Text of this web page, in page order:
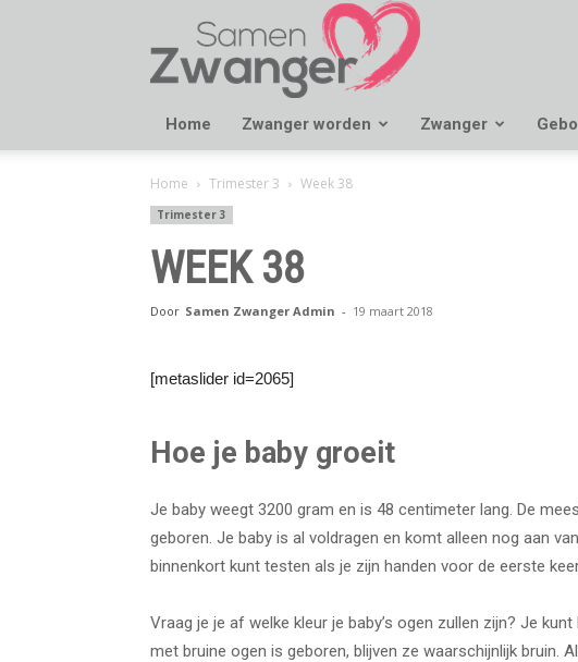
Samen
Zwanger
Home Zwanger worden Zwanger
Home Trimester 3 Week 38
Trimester 3
WEEK 38
Door Samen Zwanger Admin - 19 maart 2018
[metaslider id=2065]
Hoe je baby groeit
Je baby weegt 3200 gram en is 48 centimeter lang. De
geboren. Je baby is al voldragen en komt alleen nog aan
binnenkort kunt testen als je zijn handen voor de eerste
Vraag je je af welke kleur je baby’s ogen zullen zijn? Je
met bruine ogen is geboren, blijven ze waarschijnlijk bruin.